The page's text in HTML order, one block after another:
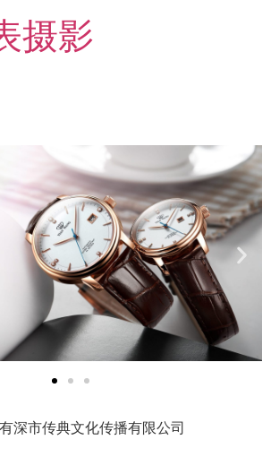
摄影
深市传典文化传播有限公司